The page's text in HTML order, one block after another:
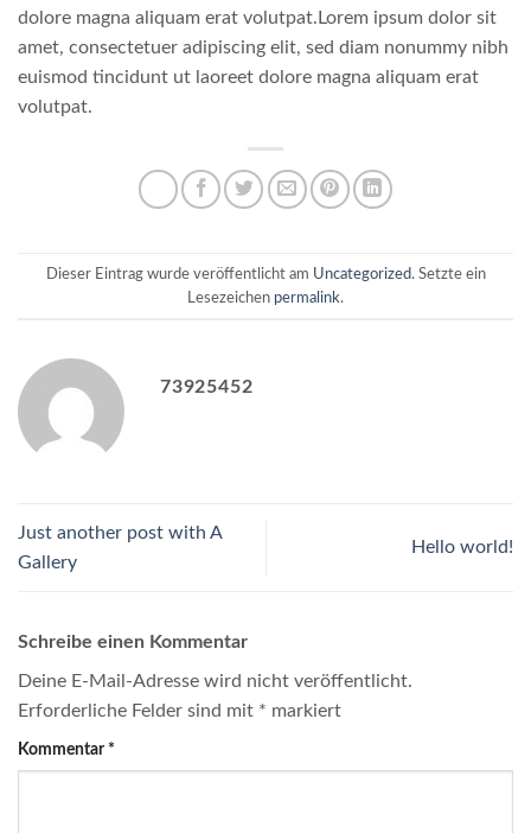
dolore magna aliquam erat volutpat.Lorem ipsum dolor sit
amet, consectetuer adipiscing elit, sed diam nonummy nibh
euismod tincidunt ut laoreet dolore magna aliquam erat
volutpat.
Dieser Eintrag wurde veröffentlicht am Uncategorized. Setzte ein
Lesezeichen permalink.
73925452
Just another post with A
Gallery
Hello world!
Schreibe einen Kommentar
Deine E-Mail-Adresse wird nicht veröffentlicht.
Erforderliche Felder sind mit * markiert
Kommentar *